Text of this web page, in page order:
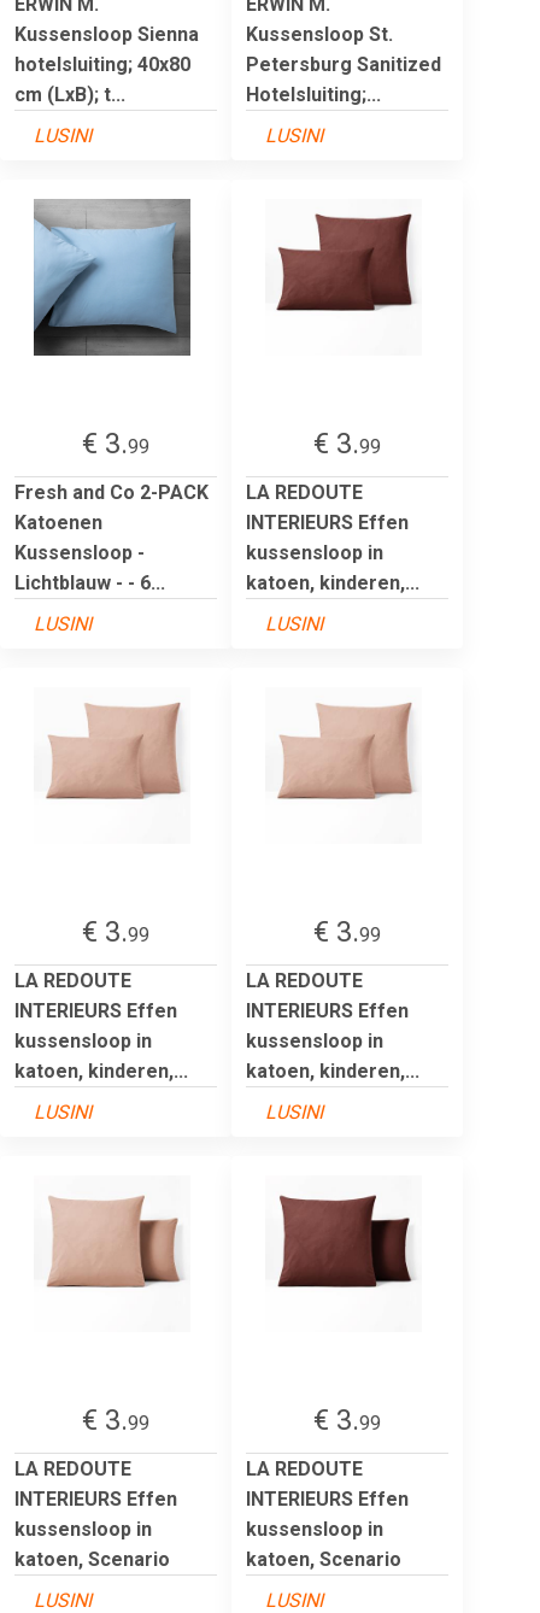
Kussensloop Sienna
hotelsluiting; 40x80
cm (LxB); t...
LUSINI
Kussensloop St.
Petersburg Sanitized
Hotelsluiting;...
LUSINI
€ 3.99
Fresh and Co 2-PACK
Katoenen
Kussensloop -
Lichtblauw - - 6...
LUSINI
€ 3.99
LA REDOUTE
INTERIEURS Effen
kussensloop in
katoen, kinderen,...
LUSINI
€ 3.99
LA REDOUTE
INTERIEURS Effen
kussensloop in
katoen, kinderen,...
LUSINI
€ 3.99
LA REDOUTE
INTERIEURS Effen
kussensloop in
katoen, kinderen,...
LUSINI
€ 3.99
LA REDOUTE
INTERIEURS Effen
kussensloop in
katoen, Scenario
LUSINI
€ 3.99
LA REDOUTE
INTERIEURS Effen
kussensloop in
katoen, Scenario
LUSINI